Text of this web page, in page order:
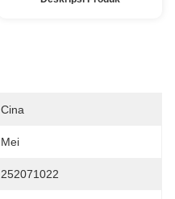
Cina
Mei
252071022